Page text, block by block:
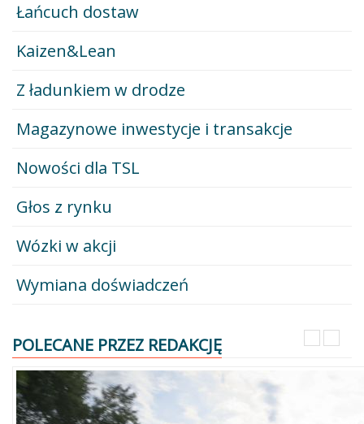
Łańcuch dostaw
Kaizen&Lean
Z ładunkiem w drodze
Magazynowe inwestycje i transakcje
Nowości dla TSL
Głos z rynku
Wózki w akcji
Wymiana doświadczeń
POLECANE PRZEZ REDAKCJĘ